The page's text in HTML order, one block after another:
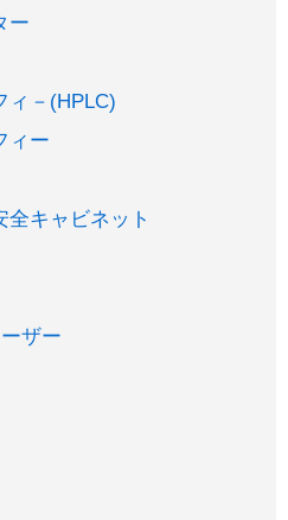
ー
ィ－(HPLC)
ィー
全キャビネット
ザー